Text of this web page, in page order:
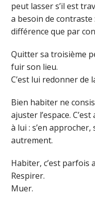
peut lasser s’il est
a besoin de
différence que par
Quitter sa troisième
fuir son lieu.
C’est lui redonner de
Bien habiter ne
ajuster l’espace.
à lui : s’en
autrement.
Habiter, c’est parfois
Respirer.
Muer.